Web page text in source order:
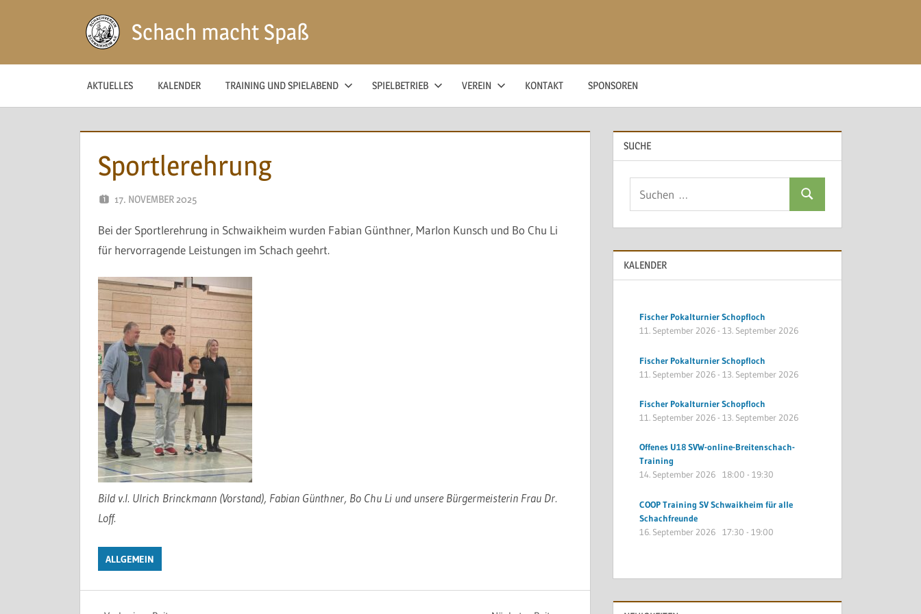
Schach macht Spaß
AKTUELLES KALENDER TRAINING UND SPIELABEND SPIELBETRIEB VEREIN KONTAKT SPONSOREN
Sportlerehrung
17. NOVEMBER 2025
Bei der Sportlerehrung in Schwaikheim wurden Fabian Günthner, Marlon Kunsch und Bo Chu Li
für hervorragende Leistungen im Schach geehrt.
Bild v.l. Ulrich Brinckmann (Vorstand), Fabian Günthner, Bo Chu Li und unsere Bürgermeisterin Frau Dr.
Loff.
ALLGEMEIN
SUCHE
Suchen
KALENDER
Fischer Pokalturnier Schopfloch
11. September 2026-13. September 2026
Fischer Pokalturnier Schopfloch
11. September 2026-13. September 2026
Fischer Pokalturnier Schopfloch
11. September 2026-13. September 2026
Offenes U18 SVW-online-Breitenschach-
Training
14. September 2026
18:00 -19:30
COOP Training SV Schwaikheim für alle
Schachfreunde
16. September 2026
17:30 -19:00